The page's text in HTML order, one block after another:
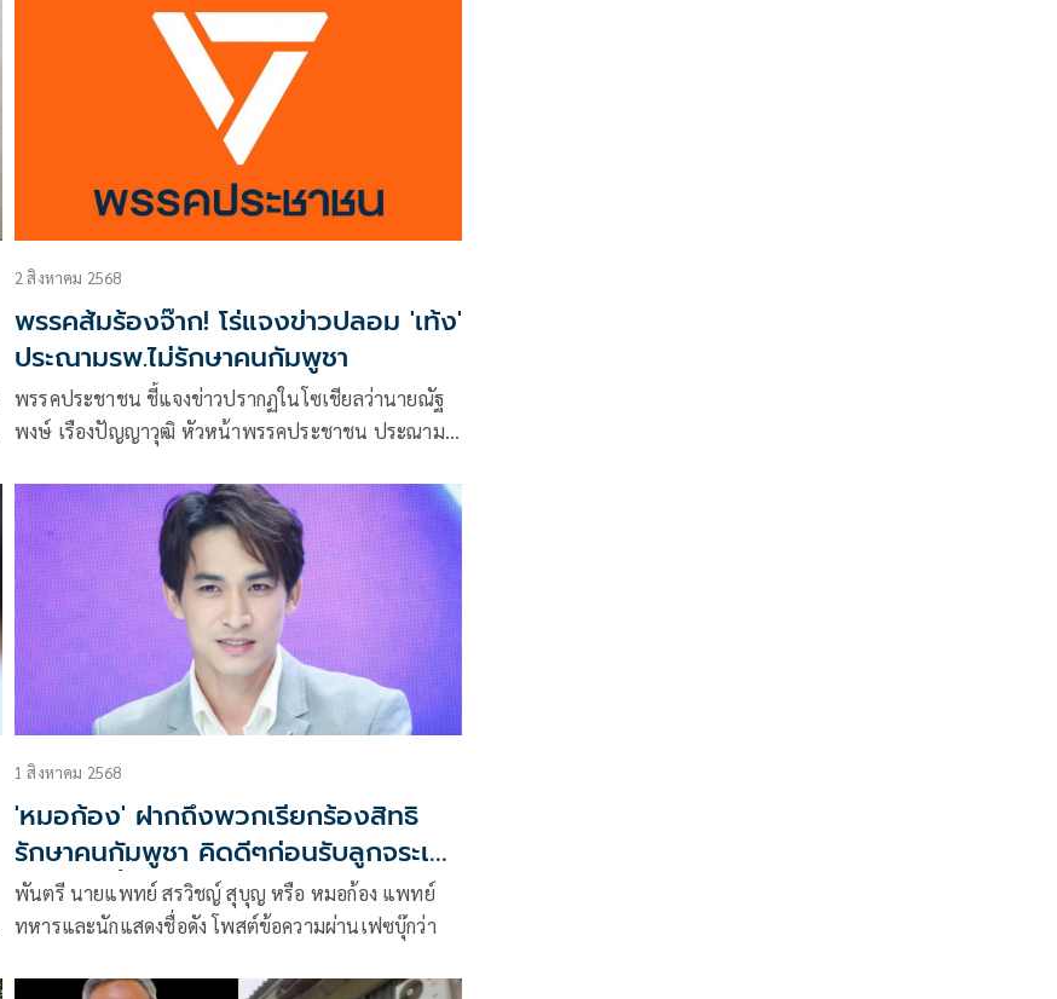
หลอกลวงได้ คือความจริง
2 สิงหาคม 2568
พรรคส้มร้องจ๊าก! โร่แจงข่าวปลอม 'เท้ง'
ประณามรพ.ไม่รักษาคนกัมพูชา
พรรคประชาชน ชี้แจงข่าวปรากฏในโซเชียลว่านายณัฐ
พงษ์ เรืองปัญญาวุฒิ หัวหน้าพรรคประชาชน ประณาม
ประชาชนยืนยันว่านายณัฐพงษ์ไม่เคยสื่อสารคำพูด
เนื้อหาดังกล่าว
1 สิงหาคม 2568
'หมอก้อง' ฝากถึงพวกเรียกร้องสิทธิ
รักษาคนกัมพูชา คิดดีๆก่อนรับลูกจระเข้
มารักษาเลี้ยงดู
พันตรี นายแพทย์ สรวิชญ์ สุบุญ หรือ หมอก้อง แพทย์
ทหารและนักแสดงชื่อดัง โพสต์ข้อความผ่านเฟซบุ๊กว่า